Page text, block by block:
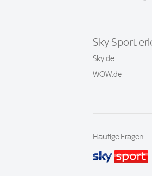
Sky Sport
Sky.de
WOW.de
Häufige Fragen